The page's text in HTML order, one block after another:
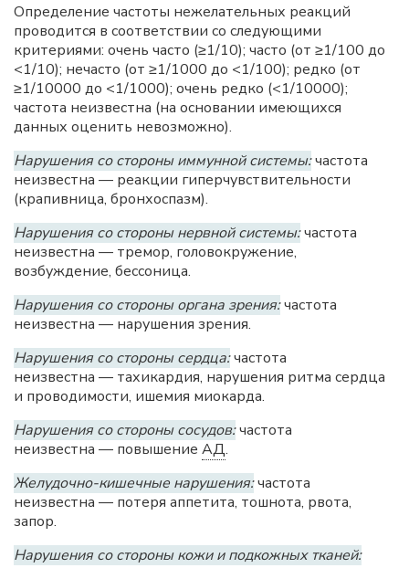
Определение частоты нежелательных реакций
проводится в соответствии со следующими
критериями: очень часто (≥1/10); часто (от ≥1/100 до
<1/10); нечасто (от ≥1/1000 до <1/100); редко (от
≥1/10000 до <1/1000); очень редко (<1/10000);
частота неизвестна (на основании имеющихся
данных оценить невозможно).
Нарушения со стороны иммунной системы:частота
неизвестна — реакции гиперчувствительности
(крапивница, бронхоспазм).
Нарушения со стороны нервной системы:частота
неизвестна — тремор, головокружение,
возбуждение, бессоница.
Нарушения со стороны органа зрения:частота
неизвестна — нарушения зрения.
Нарушения со стороны сердца:частота
неизвестна — тахикардия, нарушения ритма сердца
и проводимости, ишемия миокарда.
Нарушения со стороны сосудов:частота
неизвестна — повышение АД.
Желудочно-кишечные нарушения:частота
неизвестна — потеря аппетита, тошнота, рвота,
запор.
Нарушения со стороны кожи и подкожных тканей: